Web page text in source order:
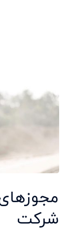
شرکت